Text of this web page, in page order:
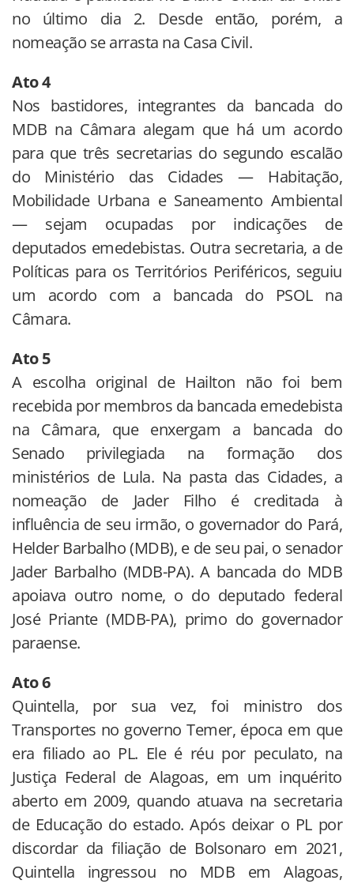
no último dia 2. Desde então, porém, a
nomeação se arrasta na Casa Civil.
Ato 4
Nos bastidores, integrantes da bancada do
MDB na Câmara alegam que há um acordo
para que três secretarias do segundo escalão
do Ministério das Cidades — Habitação,
Mobilidade Urbana e Saneamento Ambiental
— sejam ocupadas por indicações de
deputados emedebistas. Outra secretaria, a de
Políticas para os Territórios Periféricos, seguiu
um acordo com a bancada do PSOL na
Câmara.
Ato 5
A escolha original de Hailton não foi bem
recebida por membros da bancada emedebista
na Câmara, que enxergam a bancada do
Senado privilegiada na formação dos
ministérios de Lula. Na pasta das Cidades, a
nomeação de Jader Filho é creditada à
influência de seu irmão, o governador do Pará,
Helder Barbalho (MDB), e de seu pai, o senador
Jader Barbalho (MDB-PA). A bancada do MDB
apoiava outro nome, o do deputado federal
José Priante (MDB-PA), primo do governador
paraense.
Ato 6
Quintella, por sua vez, foi ministro dos
Transportes no governo Temer, época em que
era filiado ao PL. Ele é réu por peculato, na
Justiça Federal de Alagoas, em um inquérito
aberto em 2009, quando atuava na secretaria
de Educação do estado. Após deixar o PL por
discordar da filiação de Bolsonaro em 2021,
Quintella ingressou no MDB em Alagoas,